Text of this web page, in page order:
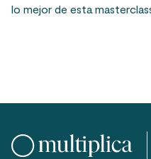
lo mejor de esta